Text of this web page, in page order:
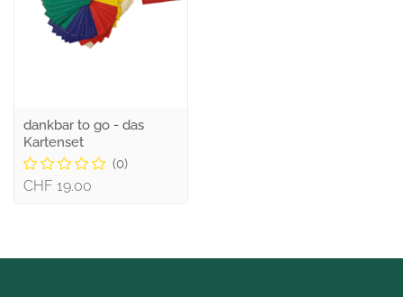
dankbar to go - das
Kartenset
(0)
CHF 19.00